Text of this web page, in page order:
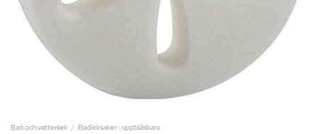
Bad och vattenlek / Badleksaker - uppblåsbara